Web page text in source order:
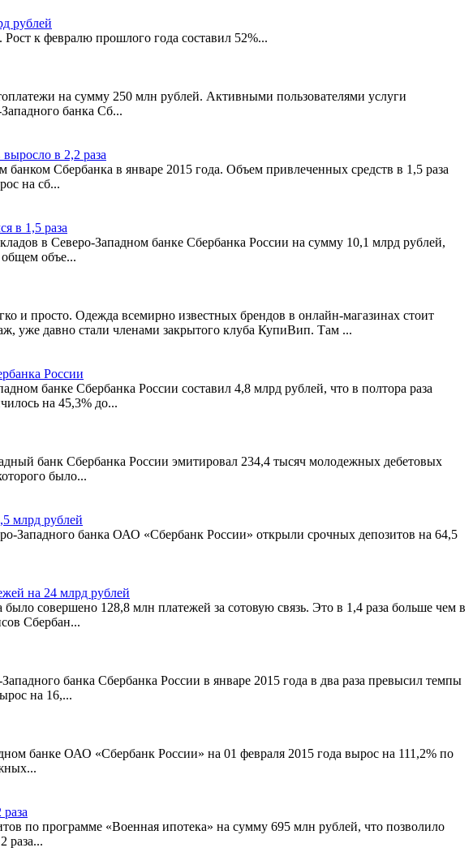
рублей
к февралю прошлого года составил 52%...
на сумму 250 млн рублей. Активными пользователями услуги
банка Сб...
в 2,2 раза
Сбербанка в январе 2015 года. Объем привлеченных средств в 1,5 раза
на сб...
в 1,5 раза
в Северо-Западном банке Сбербанка России на сумму 10,1 млрд рублей,
объе...
и просто. Одежда всемирно известных брендов в онлайн-магазинах стоит
уже давно стали членами закрытого клуба КупиВип. Там ...
России
банке Сбербанка России составил 4,8 млрд рублей, что в полтора раза
на 45,3% до...
банк Сбербанка России эмитировал 234,4 тысяч молодежных дебетовых
было...
млрд рублей
Западного банка ОАО «Сбербанк России» открыли срочных депозитов на 64,5
на 24 млрд рублей
совершено 128,8 млн платежей за сотовую связь. Это в 1,4 раза больше чем в
Сбербан...
банка Сбербанка России в январе 2015 года в два раза превысил темпы
на 16,...
банке ОАО «Сбербанк России» на 01 февраля 2015 года вырос на 111,2% по
по программе «Военная ипотека» на сумму 695 млн рублей, что позволило
раза...